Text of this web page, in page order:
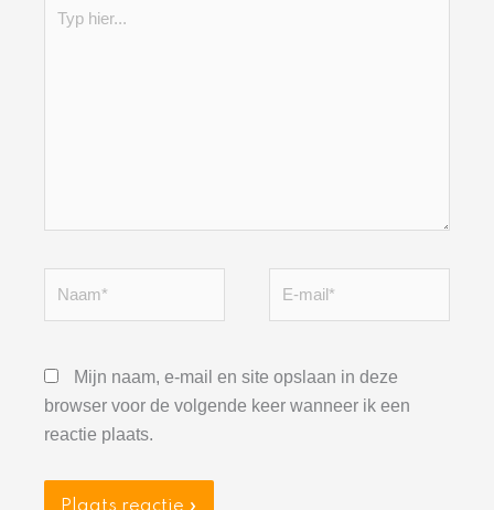
hier...
Mijn naam, e-mail en site opslaan in deze
browser voor de volgende keer wanneer ik een
reactie plaats.